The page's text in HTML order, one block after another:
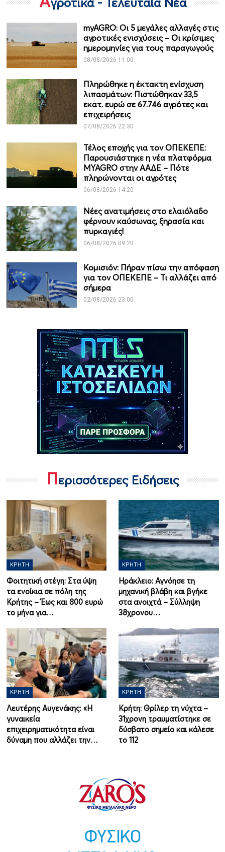
myAGRO: Οι 5 μεγάλες αλλαγές στις
αγροτικές ενισχύσεις – Οι κρίσιμες
ημερομηνίες για τους παραγωγούς
08/08/2026 11:00
Πληρώθηκε η έκτακτη ενίσχυση
λιπασμάτων: Πιστώθηκαν 33,5
εκατ. ευρώ σε 67.746 αγρότες και
επιχειρήσεις
07/08/2026 22:30
Τέλος εποχής για τον ΟΠΕΚΕΠΕ:
Παρουσιάστηκε η νέα πλατφόρμα
MYAGRO στην ΑΑΔΕ – Πότε
πληρώνονται οι αγρότες
06/08/2026 14:20
Νέες ανατιμήσεις στο ελαιόλαδο
φέρνουν καύσωνας, ξηρασία και
πυρκαγιές!
06/08/2026 09:20
Κομισιόν: Πήραν πίσω την απόφαση
για τον ΟΠΕΚΕΠΕ – Τι αλλάζει από
σήμερα
02/08/2026 23:00
Περισσότερες Ειδήσεις
ΚΡΉΤΗ
Φοιτητική στέγη: Στα ύψη
τα ενοίκια σε πόλη της
Κρήτης – Έως και 800 ευρώ
το μήνα για…
ΚΡΉΤΗ
Ηράκλειο: Αγνόησε τη
μηχανική βλάβη και βγήκε
στα ανοιχτά – Σύλληψη
38χρονου…
ΚΡΉΤΗ
Λευτέρης Αυγενάκης: «Η
γυναικεία
επιχειρηματικότητα είναι
δύναμη που αλλάζει την…
ΚΡΉΤΗ
Κρήτη: Θρίλερ τη νύχτα –
31χρονη τραυματίστηκε σε
δύσβατο σημείο και κάλεσε
το 112